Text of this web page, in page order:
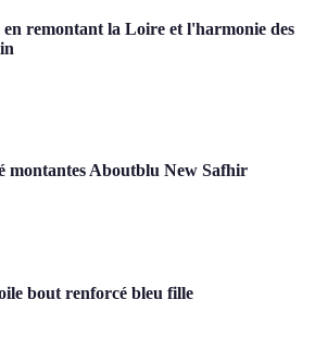
en remontant la Loire et l'harmonie des
montantes Aboutblu New Safhir
bout renforcé bleu fille